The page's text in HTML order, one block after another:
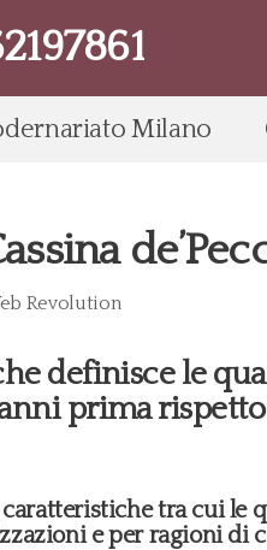
Milano
Revolution
definisce le
prima
tra cui le
e per ragioni di